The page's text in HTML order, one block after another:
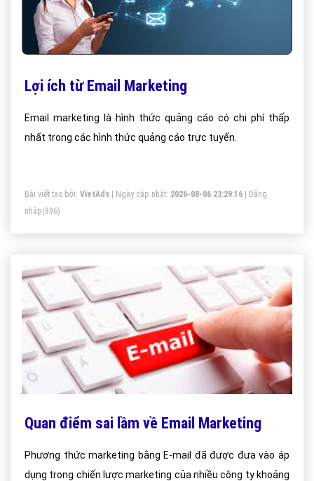
Lợi ích từ Email Marketing
Email marketing là hình thức quảng cáo có chi phí thấp
nhất trong các hình thức quảng cáo trực tuyến.
Bài viết tạo bởi: VietAds | Ngày cập nhật: 2026-08-06 23:29:16
Đăng
nhập(896)
Quan điểm sai lầm về Email Marketing
Phương thức marketing bằng E-mail đã được đưa vào áp
dụng trong chiến lược marketing của nhiều công ty khoảng